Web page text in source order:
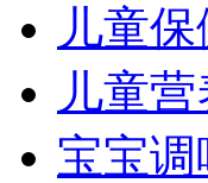
儿童
儿童
宝宝